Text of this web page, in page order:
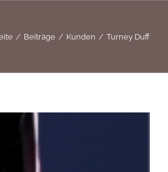
Beiträge Kunden Turney Duff